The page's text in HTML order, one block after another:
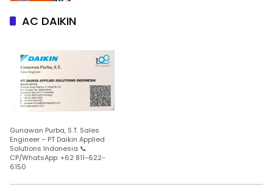
AC DAIKIN
Gunawan Purba, S.T. Sales
Engineer – PT Daikin Applied
Solutions Indonesia 📞
CP/WhatsApp: +62 811-622-
6150